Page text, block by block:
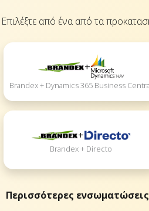
Επιλέξτε από ένα από τα
+
Brandex + Dynamics 365 Business
+
Brandex + Directo
Περισσότερες ενσωματώσεις